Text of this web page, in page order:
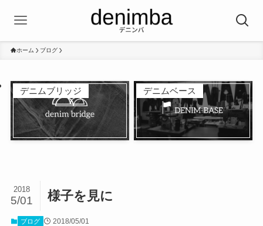
ホーム ブログ
デニムブリッジ デニムベース
様子を見に
2018
5/01
ブログ 2018/05/01